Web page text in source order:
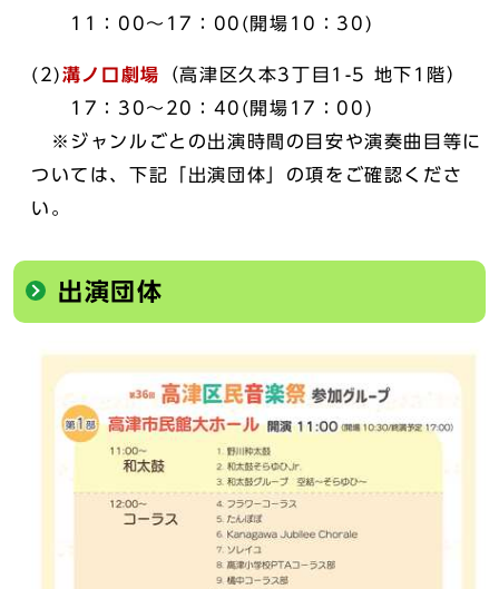
11：00～17：00(開場10：30)
(2)溝ノ口劇場
（高津区久本3丁目1-5 地下1階）
17：30～20：40(開場17：00)
※ジャンルごとの出演時間の目安や演奏曲目等に
ついては、下記「出演団体」の項をご確認くださ
い。
出演団体